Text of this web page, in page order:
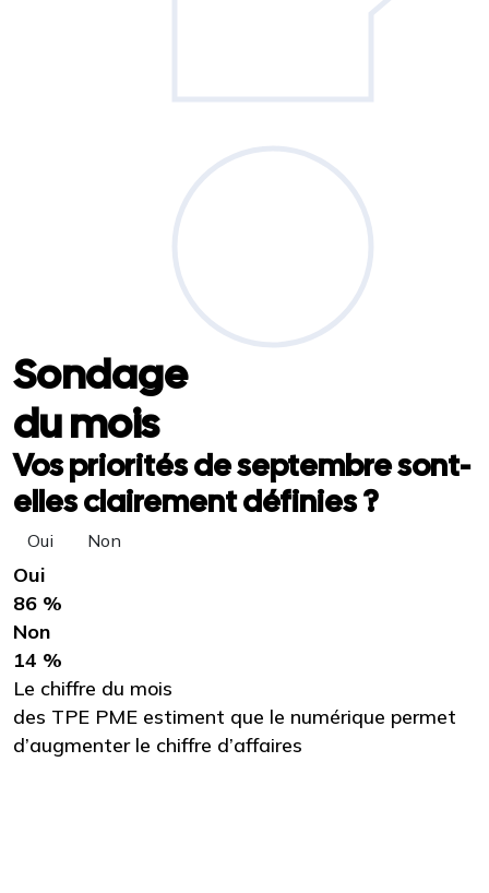
Sondage
du mois
Vos priorités de septembre sont-
elles clairement définies ?
Oui Non
Oui
86 %
Non
14 %
Le chiffre du mois
des TPE PME estiment que le numérique permet
d’augmenter le chiffre d’affaires